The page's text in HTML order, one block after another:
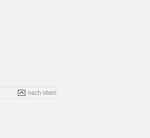
nach oben